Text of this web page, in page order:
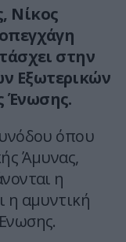
Νίκος
στην
Εξωτερικών
Ένωσης.
όπου
Άμυνας,
η
η αμυντική